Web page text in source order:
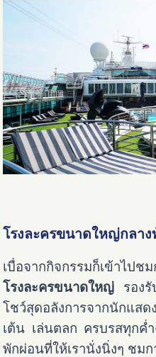
โรงละครขนาดใหญ่กลาง
เบื่อจากกิจกรรมก็เข้าไปช
โรงละครขนาดใหญ่ รอง
โชว์สุดอลังการจากนักแส
เต้น เล่นตลก ครบรสทุก
พักผ่อนที่ให้เรานั่งนิ่งๆ ชม